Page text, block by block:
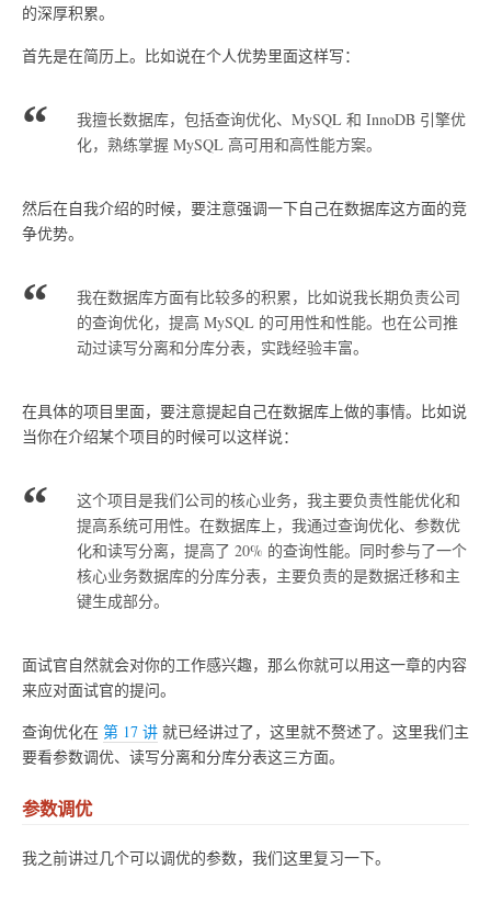
的深厚积累。
首先是在简历上。比如说在个人优势里面这样写：
我擅长数据库，包括查询优化、MySQL 和 InnoDB 引擎优
化，熟练掌握 MySQL 高可用和高性能方案。
然后在自我介绍的时候，要注意强调一下自己在数据库这方面的竞
争优势。
我在数据库方面有比较多的积累，比如说我长期负责公司
的查询优化，提高 MySQL 的可用性和性能。也在公司推
动过读写分离和分库分表，实践经验丰富。
在具体的项目里面，要注意提起自己在数据库上做的事情。比如说
当你在介绍某个项目的时候可以这样说：
这个项目是我们公司的核心业务，我主要负责性能优化和
提高系统可用性。在数据库上，我通过查询优化、参数优
化和读写分离，提高了 20% 的查询性能。同时参与了一个
核心业务数据库的分库分表，主要负责的是数据迁移和主
键生成部分。
面试官自然就会对你的工作感兴趣，那么你就可以用这一章的内容
来应对面试官的提问。
查询优化在 第 17 讲 就已经讲过了，这里就不赘述了。这里我们主
要看参数调优、读写分离和分库分表这三方面。
参数调优
我之前讲过几个可以调优的参数，我们这里复习一下。